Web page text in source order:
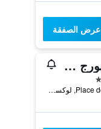
عرض الصفقة
لوكسيمبورج ماريوت هوتل ألفا
16 Place de la Gare, لوكسمبورغ ستي, مقاطعة لوكسمبورغ, لوكسمبورج